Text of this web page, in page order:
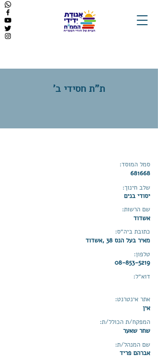
ת"ת חסידי ב'
681668
סמל המוסד:
יסודי בנים
שלב חינוך:
אשדוד
שם הרשות:
מאיר בעל הנס 38 ,אשדוד
כתובת ביה״ס:
08-853-5219
טלפון:
דוא״ל:
אין
אתר אינטרנט:
שחר שאער
המפקח/ת הכולל/ת:
אברהם פריד
שם המנהל/ת: